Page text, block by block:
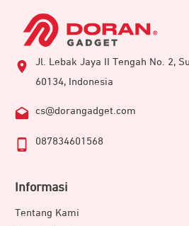
Jl. Lebak Jaya II Tengah No. 2,
60134, Indonesia
cs@dorangadget.com
087834601568
Informasi
Tentang Kami